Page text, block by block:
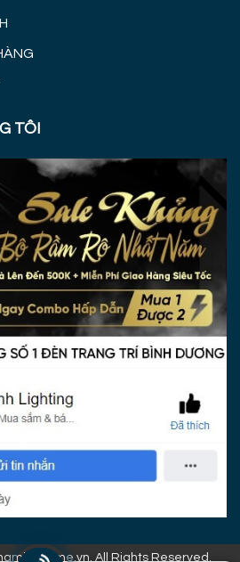
TÔI
All Rights Reserved.